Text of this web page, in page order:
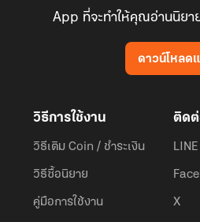
App ที่จะทำให้คุณอ่านนิยา
ดาวน์โหลด
วิธีการใช้งาน
วิธีเติม Coin / ชำระเงิน
วิธีซื้อนิยาย
คู่มือการใช้งาน
ติดต่
X